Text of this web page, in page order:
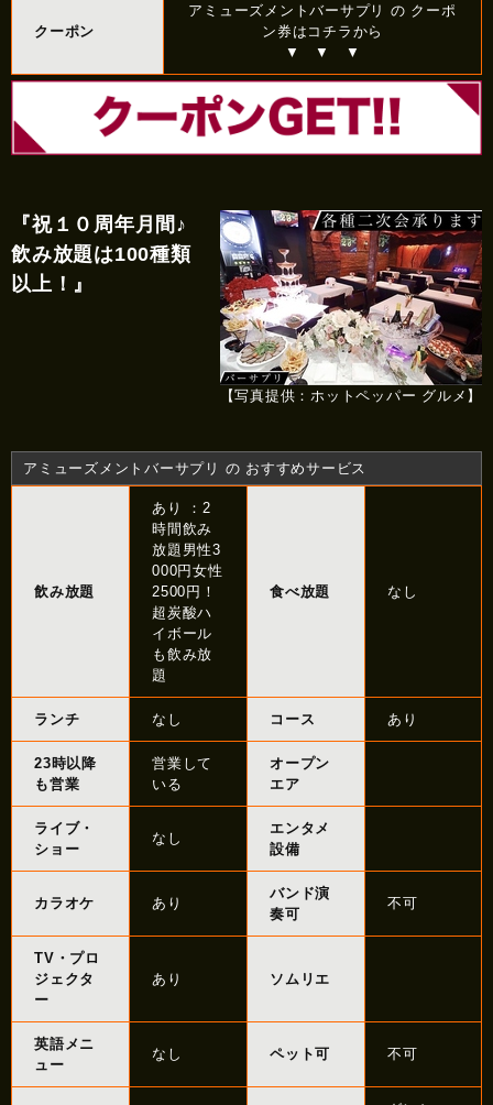
クーポン
アミューズメントバーサプリ の クーポ
ン券はコチラから
▼ ▼ ▼
【写真提供：ホットペッパー グルメ】
『祝１０周年月間♪
飲み放題は100種類
以上！』
アミューズメントバーサプリ の おすすめサービス
飲み放題
あり ：2
時間飲み
放題男性3
000円女性
2500円！
超炭酸ハ
イボール
も飲み放
題
食べ放題 なし
ランチ なし コース あり
23時以降
も営業
営業して
いる
オープン
エア
ライブ・
ショー
なし
エンタメ
設備
カラオケ あり
バンド演
奏可
不可
TV・プロ
ジェクタ
ー
あり ソムリエ
英語メニ
ュー
なし ペット可 不可